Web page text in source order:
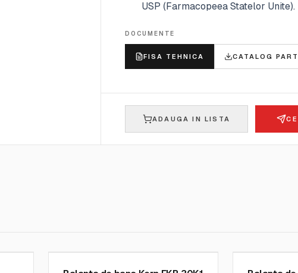
USP (Farmacopeea Statelor Unite).
DOCUMENTE
FISA TEHNICA CATALOG
ADAUGA IN LISTA